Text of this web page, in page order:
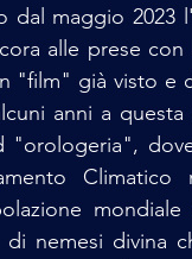
dal maggio 2023
alle prese con
"film" già visto e
anni a
"orologeria",
nemesi divina